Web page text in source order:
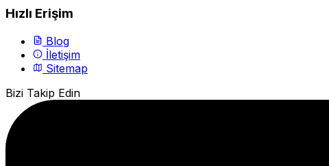
Hızlı Erişim
Blog
İletişim
Sitemap
Bizi Takip Edin